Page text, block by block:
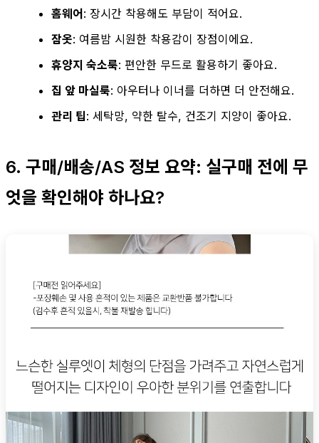
홈웨어: 장시간 착용해도 부담이 적어요.
잠옷: 여름밤 시원한 착용감이 장점이에요.
휴양지 숙소룩: 편안한 무드로 활용하기 좋아요.
집 앞 마실룩: 아우터나 이너를 더하면 더 안전해요.
관리 팁: 세탁망, 약한 탈수, 건조기 지양이 좋아요.
6. 구매/배송/AS 정보 요약: 실구매 전에 무
엇을 확인해야 하나요?